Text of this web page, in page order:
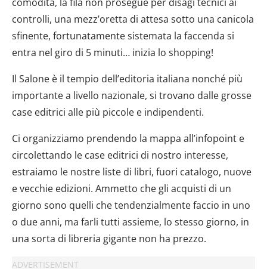
controlli, una mezz’oretta di attesa sotto una canicola
sfinente, fortunatamente sistemata la faccenda si
entra nel giro di 5 minuti… inizia lo shopping!
Il Salone è il tempio dell’editoria italiana nonché più
importante a livello nazionale, si trovano dalle grosse
case editrici alle più piccole e indipendenti.
Ci organizziamo prendendo la mappa all’infopoint e
circolettando le case editrici di nostro interesse,
estraiamo le nostre liste di libri, fuori catalogo, nuove
e vecchie edizioni. Ammetto che gli acquisti di un
giorno sono quelli che tendenzialmente faccio in uno
o due anni, ma farli tutti assieme, lo stesso giorno, in
una sorta di libreria gigante non ha prezzo.